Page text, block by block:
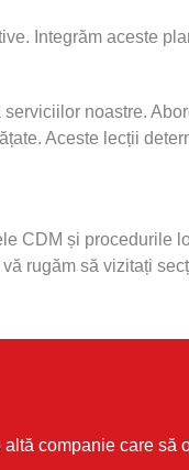
Integrăm aceste
noastre.
Aceste lecții
CDM și procedurile
rugăm să vizitați
companie care să